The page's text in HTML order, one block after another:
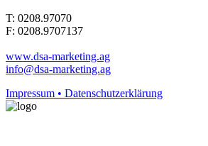
T: 0208.97070
F: 0208.9707137
www.dsa-marketing.ag
info@dsa-marketing.ag
Impressum • Datenschutzerklärung